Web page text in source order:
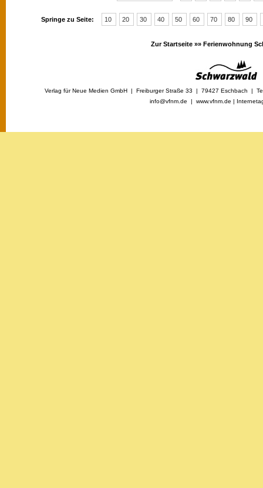
Springe zu Seite: 10 20 30 40 50 60 70 80 90
Zur Startseite »» Ferienwohnung
Verlag für Neue Medien GmbH | Freiburger Straße 33 | 79427 Eschbach |
info@vfnm.de | www.vfnm.de |